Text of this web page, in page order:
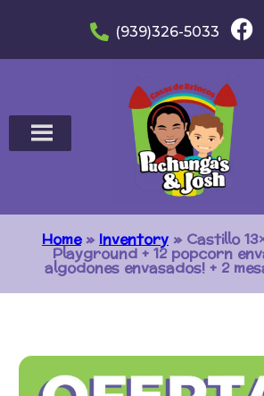
(939)326-5033
Home»Inventory »Castillo
Playground + 12 popcorn
algodones envasados! + 2